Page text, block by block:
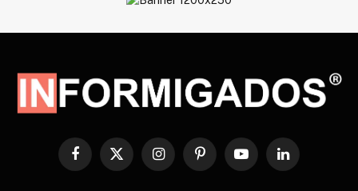
Facebook
X
InstagramPinterestYouTubeLinkedIn